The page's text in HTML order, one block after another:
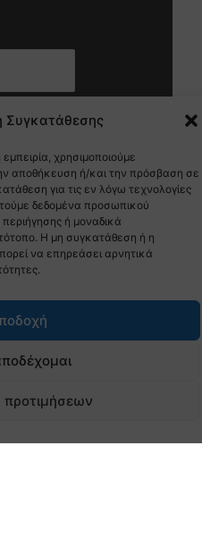
Συγκατάθεσης
χρησιμοποιούμε
αποθήκευση ή/και την πρόσβαση σε
για τις εν λόγω τεχνολογίες
δεδομένα προσωπικού
ή μοναδικά
Η μη συγκατάθεση ή η
να επηρεάσει αρνητικά